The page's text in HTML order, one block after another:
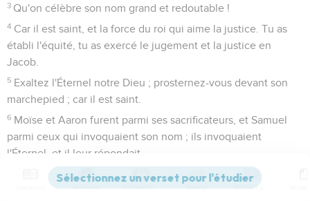
3 Qu'on célèbre son nom grand et redoutable !
4 Car il est saint, et la force du roi qui aime la justice. Tu as
établi l'équité, tu as exercé le jugement et la justice en
Jacob.
5 Exaltez l'Éternel notre Dieu ; prosternez-vous devant son
marchepied ; car il est saint.
6 Moïse et Aaron furent parmi ses sacrificateurs, et Samuel
parmi ceux qui invoquaient son nom ; ils invoquaient
l'Éternel, et il leur répondait.
Il leur parlait dans la colonne de nuée ; ils ont gardé ses
témoignages et la loi qu'il leur avait donnée.
Versions Commentaires Strong